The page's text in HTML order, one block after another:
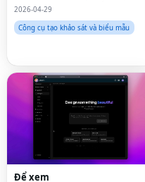
2026-04-29
Công cụ tạo khảo sát và biểu mẫu
Để xem